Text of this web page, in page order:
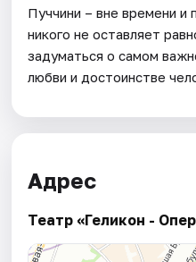
Пуччини – вне времени и
никого не оставляет
задуматься о самом
любви и достоинстве
Адрес
Театр «Геликон -